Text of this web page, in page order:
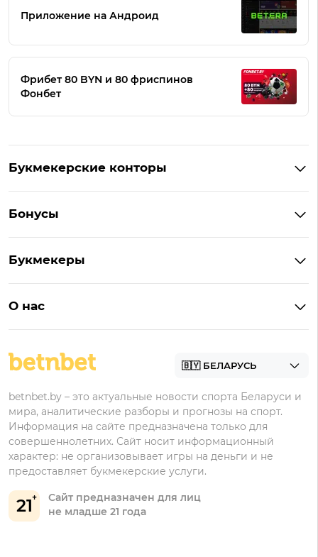
Приложение на Андроид
Фрибет 80 BYN и 80 фриспинов
Фонбет
Букмекерские конторы
Букмекеры на Андроид
БК для ставок на киберспорт
Бонусы
Бонус на депозит
Бонусы Бетера
Бонусы Винлайн
Букмекеры
Марафонбет
О нас
21
Сайт предназначен для лиц
не младше 21 года
betnbet.by – это актуальные новости спорта Беларуси и
мира, аналитические разборы и прогнозы на спорт.
Информация на сайте предназначена только для
совершеннолетних. Сайт носит информационный
характер: не организовывает игры на деньги и не
предоставляет букмекерские услуги.